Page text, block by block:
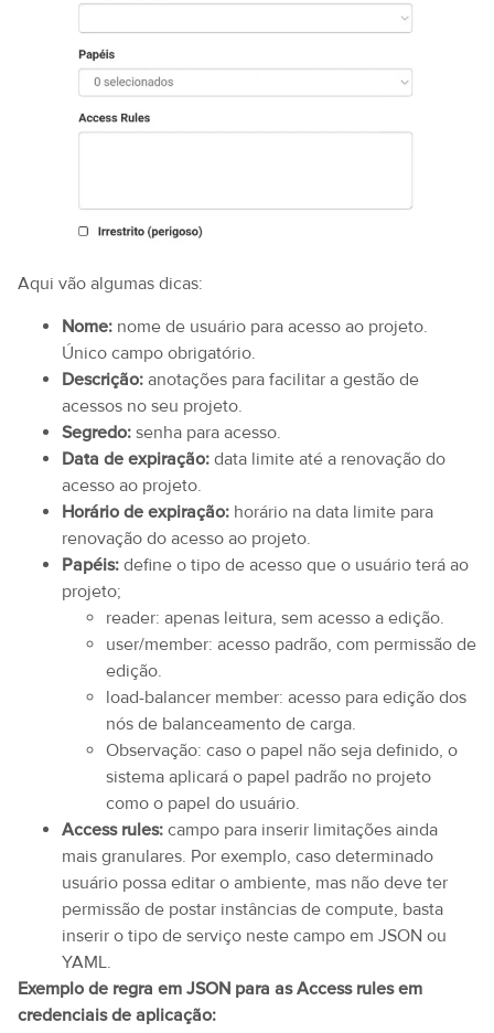
Aqui vão algumas dicas:
Nome: nome de usuário para acesso ao projeto.
Único campo obrigatório.
Descrição: anotações para facilitar a gestão de
acessos no seu projeto.
Segredo: senha para acesso.
Data de expiração: data limite até a renovação do
acesso ao projeto.
Horário de expiração: horário na data limite para
renovação do acesso ao projeto.
Papéis: define o tipo de acesso que o usuário terá ao
projeto;
reader: apenas leitura, sem acesso a edição.
user/member: acesso padrão, com permissão de
edição.
load-balancer member: acesso para edição dos
nós de balanceamento de carga.
Observação: caso o papel não seja definido, o
sistema aplicará o papel padrão no projeto
como o papel do usuário.
Access rules: campo para inserir limitações ainda
mais granulares. Por exemplo, caso determinado
usuário possa editar o ambiente, mas não deve ter
permissão de postar instâncias de compute, basta
inserir o tipo de serviço neste campo em JSON ou
YAML.
Exemplo de regra em JSON para as Access rules em
credenciais de aplicação: